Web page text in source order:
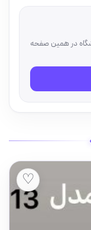
در همین صفحه
♡